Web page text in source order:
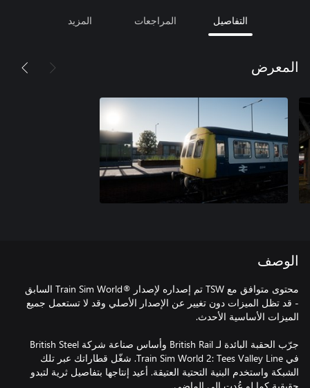
التفاصيل المراجعات المزيد
المعرض
الوصف
محتوى متوافق مع TSW تم إصداره لإصدار ®Train Sim World السابق
- قد تظل الميزات دون تغيير عن الإصدار الأصلي وقد لا تستعمل جميع
جرّب الحقبة البائدة لـ British Rail وأساس صناعة شركة British Steel
في Train Sim World 2: Tees Valley Line. شغّل قطاراتك عبر تلك
الشبكة واستخدم البنية التحتية العتيقة. أعيد إنتاجها بتفاصيل ثرية لتبدو